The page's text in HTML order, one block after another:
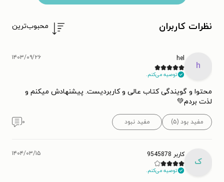
نظرات کاربران محبوب‌ترین
h
hel
توصیه می‌کنم.
۱۴۰۳/۰۹/۲۶
محتوا و گویندگی کتاب عالی و کاربردیست. پیشنهادش میکنم و
لذت بردم💚
مفید بود (۵) مفید نبود ۰
ک
کاربر 9545878
توصیه می‌کنم.
۱۴۰۴/۰۳/۱۵